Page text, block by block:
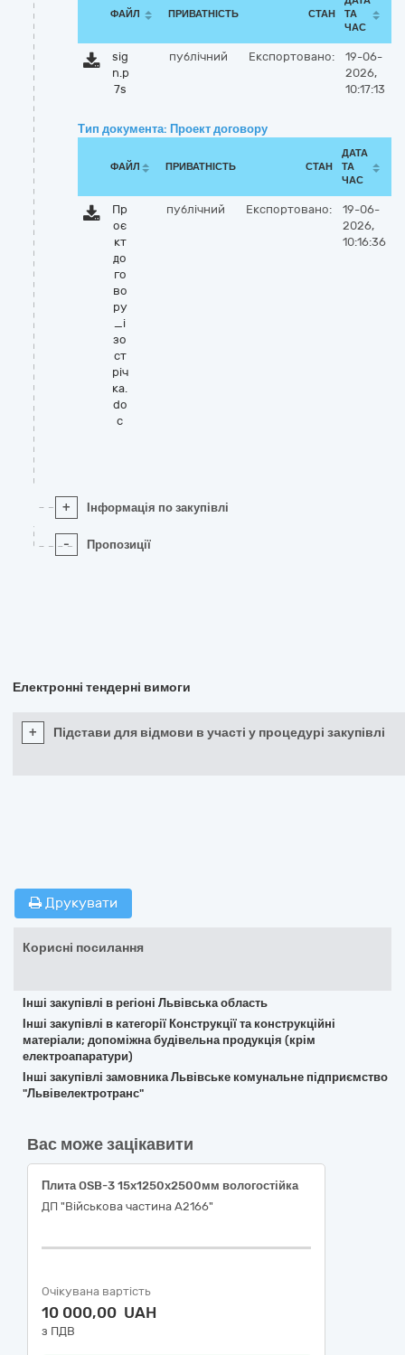
ФАЙЛ ПРИВАТНІСТЬ СТАН
ТА
ЧАС
sig
n.p
7s
публічний Експортовано:
19-06-
2026,
10:17:13
Тип документа: Проект договору
ФАЙЛ ПРИВАТНІСТЬ СТАН
ДАТА
ТА
ЧАС
Пр
оє
кт
до
го
во
ру
_і
зо
ст
річ
ка.
do
c
публічний Експортовано:
19-06-
2026,
10:16:36
+ Інформація по закупівлі
- Пропозиції
Електронні тендерні вимоги
+ Підстави для відмови в участі у процедурі закупівлі
Друкувати
Корисні посилання
Інші закупівлі в регіоні Львівська область
Інші закупівлі в категорії Конструкції та конструкційні
матеріали; допоміжна будівельна продукція (крім
електроапаратури)
Інші закупівлі замовника Львівське комунальне підприємство
"Львівелектротранс"
Вас може зацікавити
Плита OSB-3 15х1250х2500мм вологостійка
ДП "Військова частина А2166"
Очікувана вартість
10 000,00 UAH
з ПДВ